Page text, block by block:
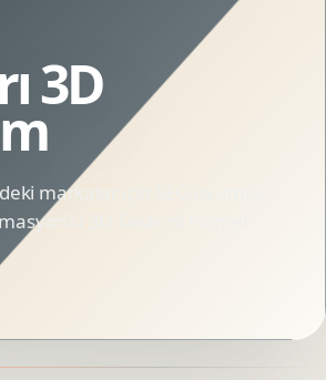
3D
markalar için SEO uyumlu,
3D Tasarım hizmet